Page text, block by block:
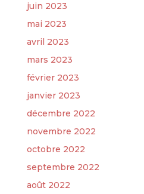
juin 2023
mai 2023
avril 2023
mars 2023
février 2023
janvier 2023
décembre 2022
novembre 2022
octobre 2022
septembre 2022
août 2022